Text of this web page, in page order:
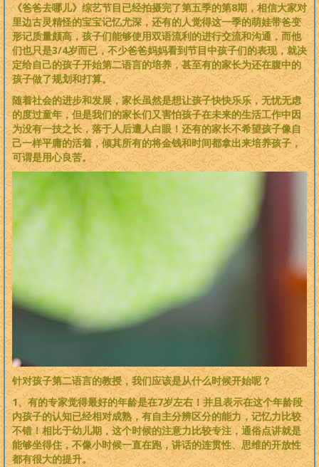
《爸爸去哪儿》综艺节目已经拍摄完了第五季的第8期，相信大家对
里边古灵精怪的宝宝记忆尤深，还有的人觉得这一季的萌娃带爸变
形记质量颇高，孩子们能够使用双语流利的进行交流和沟通，而他
们也只是3/4岁而已，不少爸爸妈妈看到节目中孩子们的表现，就决
定给自己的孩子开始第二语言的培养，甚至有的家长为还在腹中的
孩子做了规划和打算。
随着社会的进步和发展，家长虽然是想让孩子快快乐乐，无忧无虑
的度过童年，但是我们的家长们又害怕孩子在未来的生活工作中因
为没有一技之长，落于人后遭人白眼！还有的家长不希望孩子像自
己一样平庸的活着，倾其所有的将金钱和时间都拿出来培养孩子，
可谓是用心良苦。
针对孩子第二语言的教授，我们应该是从什么时候开始呢？
1、有的专家觉得最好的年龄是在7岁左右！并且表示在这个年龄段
内孩子的认知已经相对成熟，有自主分辨区分的能力，记忆力比较
不错！相比于幼儿期，这个时候的注意力比较专注，通俗点讲就是
能够坐得住，不像小时候一直在跑，讲话的连贯性、思维的开放性
都有很大的提升。